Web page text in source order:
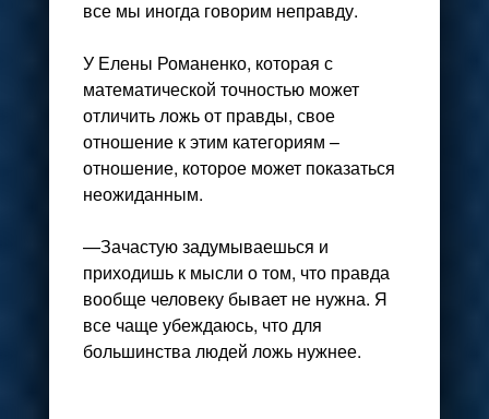
все мы иногда говорим неправду.
У Елены Романенко, которая с
математической точностью может
отличить ложь от правды, свое
отношение к этим категориям –
отношение, которое может показаться
неожиданным.
—Зачастую задумываешься и
приходишь к мысли о том, что правда
вообще человеку бывает не нужна. Я
все чаще убеждаюсь, что для
большинства людей ложь нужнее.